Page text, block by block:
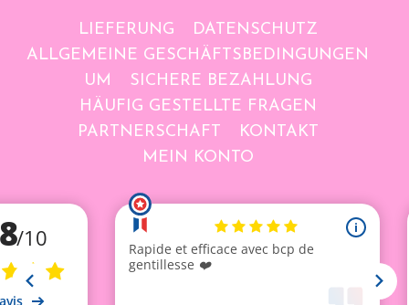
LIEFERUNG
DATENSCHUTZ
ALLGEMEINE GESCHÄFTSBEDINGUNGEN
UM
SICHERE BEZAHLUNG
HÄUFIG GESTELLTE FRAGEN
PARTNERSCHAFT
KONTAKT
MEIN KONTO